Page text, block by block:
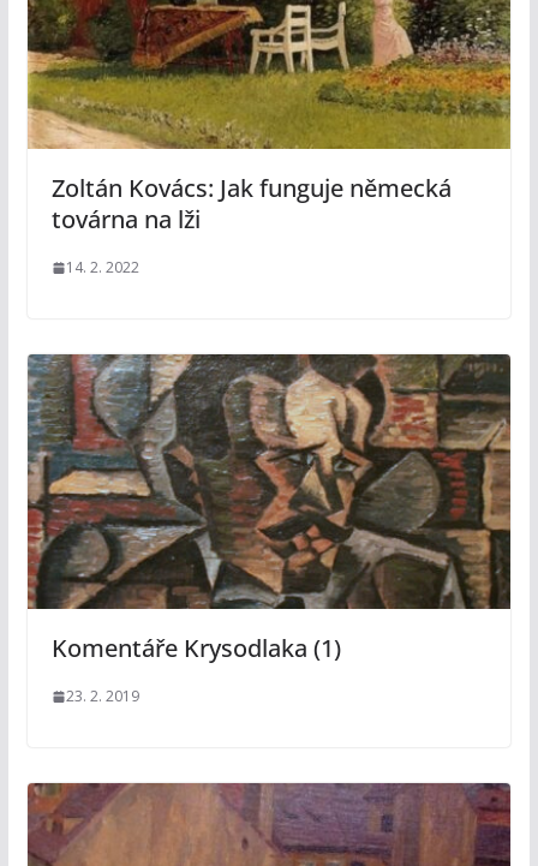
Zoltán Kovács: Jak funguje německá
továrna na lži
14. 2. 2022
Komentáře Krysodlaka (1)
23. 2. 2019